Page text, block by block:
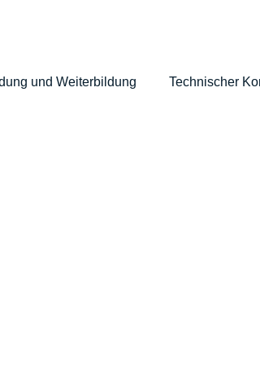
und Weiterbildung Technischer